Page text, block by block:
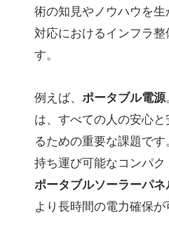
術の知見やノウハウを
対応におけるインフラ整
す。
例えば、ポータブル電源
は、すべての人の安心
るための重要な課題で
持ち運び可能なコンパク
ポータブルソーラーパネ
より長時間の電力確保が